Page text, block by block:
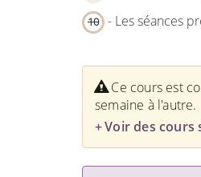
10 - Les séances
Ce cours est
semaine à l'autre.
Voir des cours